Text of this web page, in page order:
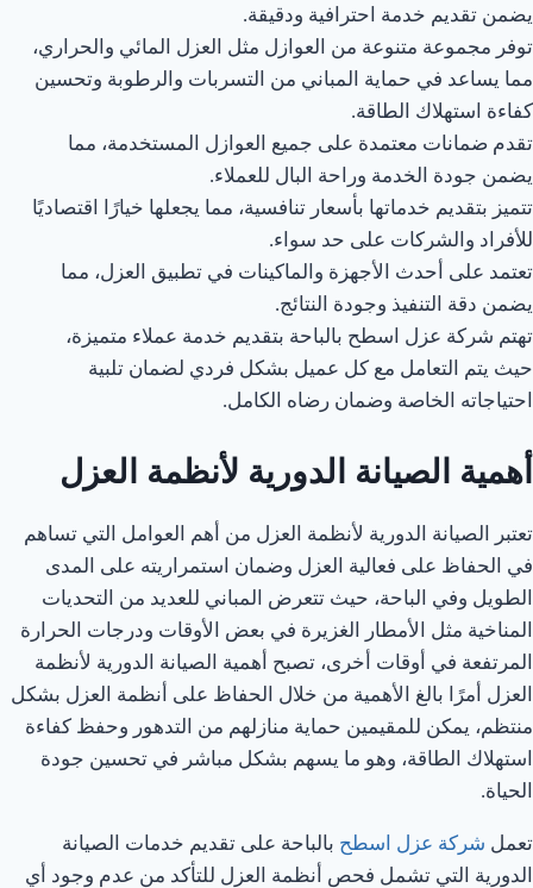
يضمن تقديم خدمة احترافية ودقيقة.
توفر مجموعة متنوعة من العوازل مثل العزل المائي والحراري،
مما يساعد في حماية المباني من التسربات والرطوبة وتحسين
كفاءة استهلاك الطاقة.
تقدم ضمانات معتمدة على جميع العوازل المستخدمة، مما
يضمن جودة الخدمة وراحة البال للعملاء.
تتميز بتقديم خدماتها بأسعار تنافسية، مما يجعلها خيارًا اقتصاديًا
للأفراد والشركات على حد سواء.
تعتمد على أحدث الأجهزة والماكينات في تطبيق العزل، مما
يضمن دقة التنفيذ وجودة النتائج.
تهتم شركة عزل اسطح بالباحة بتقديم خدمة عملاء متميزة،
حيث يتم التعامل مع كل عميل بشكل فردي لضمان تلبية
احتياجاته الخاصة وضمان رضاه الكامل.
أهمية الصيانة الدورية لأنظمة العزل
تعتبر الصيانة الدورية لأنظمة العزل من أهم العوامل التي تساهم
في الحفاظ على فعالية العزل وضمان استمراريته على المدى
الطويل وفي الباحة، حيث تتعرض المباني للعديد من التحديات
المناخية مثل الأمطار الغزيرة في بعض الأوقات ودرجات الحرارة
المرتفعة في أوقات أخرى، تصبح أهمية الصيانة الدورية لأنظمة
العزل أمرًا بالغ الأهمية من خلال الحفاظ على أنظمة العزل بشكل
منتظم، يمكن للمقيمين حماية منازلهم من التدهور وحفظ كفاءة
استهلاك الطاقة، وهو ما يسهم بشكل مباشر في تحسين جودة
الحياة.
تعمل شركة عزل اسطح بالباحة على تقديم خدمات الصيانة
الدورية التي تشمل فحص أنظمة العزل للتأكد من عدم وجود أي